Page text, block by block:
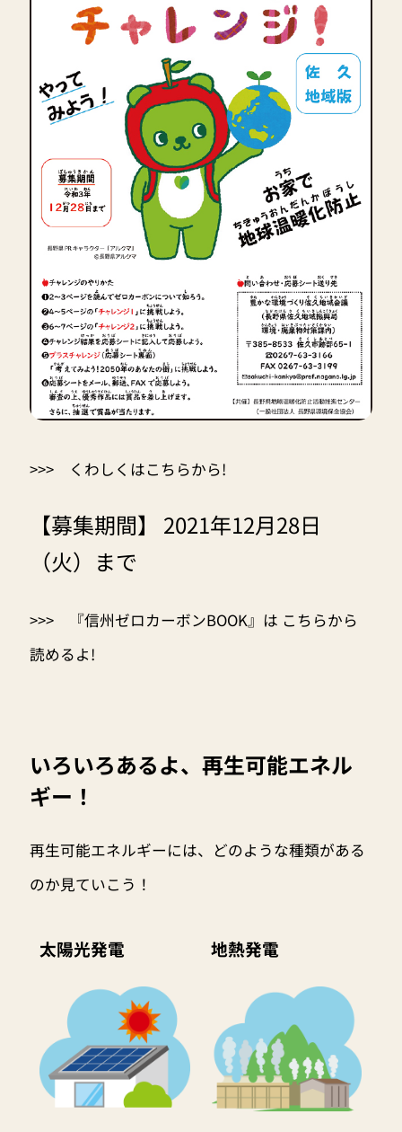
>>> くわしくはこちらから!
【募集期間】 2021年12月28日
（火）まで
>>>
『信州ゼロカーボンBOOK』は こちらから
読めるよ!
いろいろあるよ、再生可能エネル
ギー！
再生可能エネルギーには、どのような種類がある
のか見ていこう！
太陽光発電 地熱発電